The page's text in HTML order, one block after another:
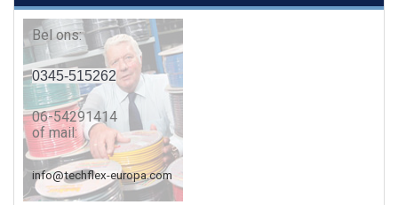
Bel ons:
0345-515262
06-54291414
of mail:
info@techflex-europa.com